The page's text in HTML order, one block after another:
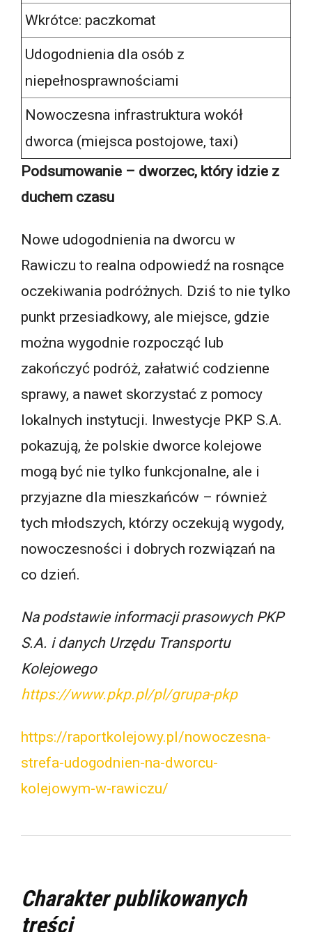
Wkrótce: paczkomat
Udogodnienia dla osób z
niepełnosprawnościami
Nowoczesna infrastruktura wokół
dworca (miejsca postojowe, taxi)
Podsumowanie – dworzec, który idzie z
duchem czasu
Nowe udogodnienia na dworcu w
Rawiczu to realna odpowiedź na rosnące
oczekiwania podróżnych. Dziś to nie tylko
punkt przesiadkowy, ale miejsce, gdzie
można wygodnie rozpocząć lub
zakończyć podróż, załatwić codzienne
sprawy, a nawet skorzystać z pomocy
lokalnych instytucji. Inwestycje PKP S.A.
pokazują, że polskie dworce kolejowe
mogą być nie tylko funkcjonalne, ale i
przyjazne dla mieszkańców – również
tych młodszych, którzy oczekują wygody,
nowoczesności i dobrych rozwiązań na
co dzień.
Na podstawie informacji prasowych PKP
S.A. i danych Urzędu Transportu
Kolejowego
https://www.pkp.pl/pl/grupa-pkp
https://raportkolejowy.pl/nowoczesna-
strefa-udogodnien-na-dworcu-
kolejowym-w-rawiczu/
Charakter publikowanych
treści